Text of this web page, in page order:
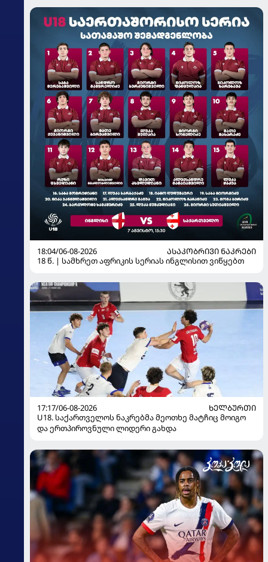
18:04/06-08-2026
ᲐᲡᲐᲙᲝᲑᲠᲘᲕᲘ ᲜᲐᲙᲠᲔᲑᲘ
18 წ. | სამხრეთ აფრიკის სერიას ინგლისით ვიწყებთ
17:17/06-08-2026
ᲮᲔᲚᲑᲣᲠᲗᲘ
U18. საქართველოს ნაკრებმა მეოთხე მატჩიც მოიგო
და ერთპიროვნული ლიდერი გახდა